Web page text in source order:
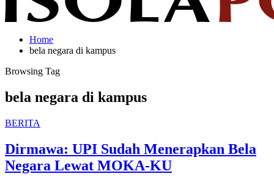
Home
bela negara di kampus
Browsing Tag
bela negara di kampus
BERITA
Dirmawa: UPI Sudah Menerapkan Bela
Negara Lewat MOKA-KU